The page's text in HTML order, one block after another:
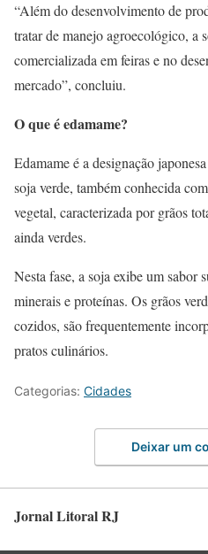
“Além do desenvolvimento de
tratar de manejo agroecológico, a
comercializada em feiras e no
mercado”, concluiu.
O que é edamame?
Edamame é a designação
soja verde, também conhecida
vegetal, caracterizada por grãos
ainda verdes.
Nesta fase, a soja exibe um sabor
minerais e proteínas. Os grãos
cozidos, são frequentemente
pratos culinários.
Categorias: Cidades
Deixar um
Jornal Litoral RJ